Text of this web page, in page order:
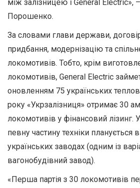
між залізницею і General Electric»,
Порошенко.
За словами глави держави,
придбання, модернізацію та
локомотивів. Тобто, крім
локомотивів, General Electric
оновленням 75 українських
року «Укрзалізниця» отримає 30
локомотивів у фінансовий лізинг.
певну частину техніки планується
українських заводах (одним із
вагонобудівний завод).
«Перша партія з 30 локомотивів